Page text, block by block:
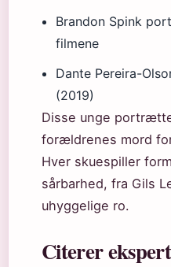
Brandon Spink
filmene
Dante Pereira-
(2019)
Disse unge
forældrenes mord
Hver skuespiller
sårbarhed, fra Gils
uhyggelige ro.
Citerer